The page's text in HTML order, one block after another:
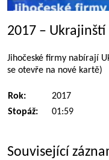
2017 –
Jihočeské firmy nabírají
se otevře na nové kartě)
Rok:
2017
Stopáž:
01:59
Související